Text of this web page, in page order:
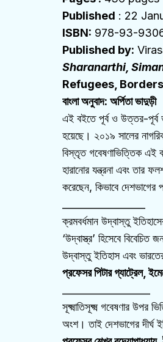
Published : 22
ISBN: 978-93-
Published by:
Sharanarthi, Simanto
Refugees,
বাংলা অনুবাদ: অর্পিতা ভাদুড়ী
এই বইতে পূর্ব ও উত্তর-পূর্ব
হয়েছে। ২০১৯ সালের
বিস্তৃত গবেষণাভিত্তিক এই
হারানোর যন্ত্রনা এবং তার
করেছেন, কিভাবে
ক্রমবর্ধমান উদ্বাস্তু
‘উদ্বাস্ত্র’ হিসেবে
উদ্বাস্তু ইতিহাস এবং
প্রফেসর পিটার গ্যাট্রেল,
সূক্ষ্মাতিসূক্ষ্ম গবেষণার
অংশ। তাই দেশভাগের দীর্ঘ